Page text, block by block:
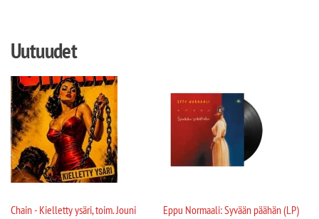
Uutuudet
Chain - Kielletty ysäri, toim. Jouni
Eppu Normaali: Syvään päähän (LP)